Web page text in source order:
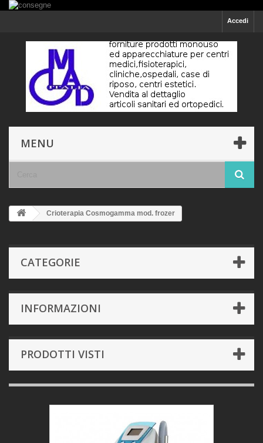
Accedi
MENU
Crioterapia Cosmogamma mod. frozer
CATEGORIE
INFORMAZIONI
PRODOTTI VISTI